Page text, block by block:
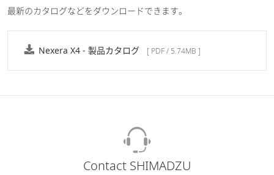
最新のカタログなどをダウンロードできます。
Nexera X4 - 製品カタログ [ PDF / 5.74MB ]
Contact SHIMADZU